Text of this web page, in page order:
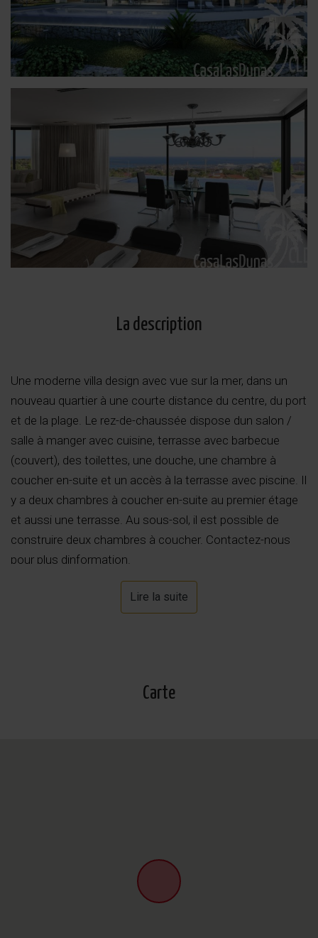
La description
Une moderne villa design avec vue sur la mer, dans un
nouveau quartier à une courte distance du centre, du port
et de la plage. Le rez-de-chaussée dispose dun salon /
salle à manger avec cuisine, terrasse avec barbecue
(couvert), des toilettes, une douche, une chambre à
coucher en-suite et un accès à la terrasse avec piscine. Il
y a deux chambres à coucher en-suite au premier étage
et aussi une terrasse. Au sous-sol, il est possible de
construire deux chambres à coucher. Contactez-nous
pour plus dinformation.
Lire la suite
Carte